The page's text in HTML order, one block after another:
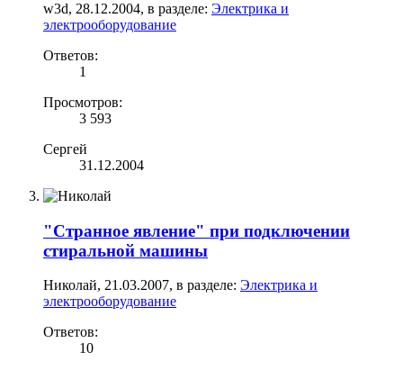
w3d, 28.12.2004, в разделе: Электрика и
электрооборудование
Ответов:
1
Просмотров:
3 593
Сергей
31.12.2004
"Странное явление" при подключении
стиральной машины
Николай, 21.03.2007, в разделе: Электрика и
электрооборудование
Ответов:
10